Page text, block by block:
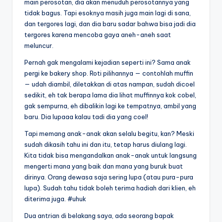
main perosotan, dia akan menuduh perosotannya yang
tidak bagus. Tapi esoknya masih juga main lagi di sana,
dan tergores lagi, dan dia baru sadar bahwa bisa jadi dia
tergores karena mencoba gaya aneh-aneh saat
meluncur.
Pernah gak mengalami kejadian seperti ini? Sama anak
pergi ke bakery shop. Roti pilihannya — contohlah muffin
— udah diambil, diletakkan di atas nampan, sudah dicoel
sedikit, eh tak berapa lama dia lihat muffinnya kok cobel,
gak sempurna, eh dibalikin lagi ke tempatnya, ambil yang
baru. Dia lupaaa kalau tadi dia yang coel!
Tapi memang anak-anak akan selalu begitu, kan? Meski
sudah dikasih tahu ini dan itu, tetap harus diulang lagi.
Kita tidak bisa mengandalkan anak-anak untuk langsung
mengerti mana yang baik dan mana yang buruk buat
dirinya. Orang dewasa saja sering lupa (atau pura-pura
lupa). Sudah tahu tidak boleh terima hadiah dari klien, eh
diterima juga. #uhuk
Dua antrian di belakang saya, ada seorang bapak